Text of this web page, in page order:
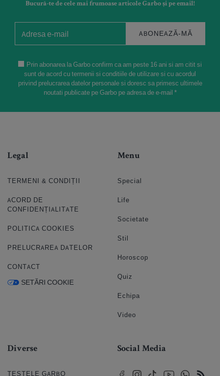
Bucură-te de cele mai frumoase articole Garbo și pe email!
ABONEAZĂ-MĂ
Prin abonarea la Garbo confirm ca am peste 16 ani si am citit si
sunt de acord cu termenii si conditiile de utilizare si cu acordul
privind prelucrarea datelor personale si doresc sa primesc ultimele
noutati publicate pe Garbo pe adresa de e-mail *
Legal
TERMENI & CONDIȚII
ACORD DE
CONFIDENȚIALITATE
POLITICA COOKIES
PRELUCRAREA DATELOR
CONTACT
SETĂRI COOKIE
Menu
Special
Life
Societate
Stil
Horoscop
Quiz
Echipa
Video
Diverse
TESTELE GARBO
Social Media